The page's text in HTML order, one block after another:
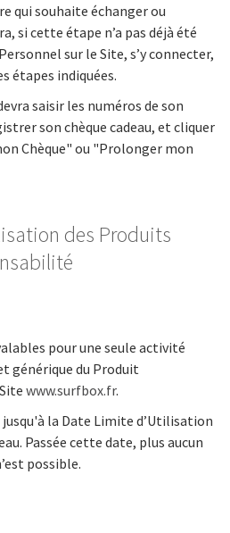
qui souhaite échanger ou
si cette étape n’a pas déjà été
sur le Site, s’y connecter,
étapes indiquées.
saisir les numéros de son
son chèque cadeau, et cliquer
Chèque" ou "Prolonger mon
des Produits
pour une seule activité
générique du Produit
www.surfbox.fr.
la Date Limite d’Utilisation
Passée cette date, plus aucun
possible.